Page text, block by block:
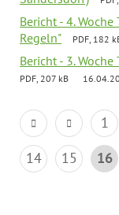
Bericht - 4.
Regeln"
PDF, 182
Bericht - 3.
PDF, 207 kB
1
14
15 16